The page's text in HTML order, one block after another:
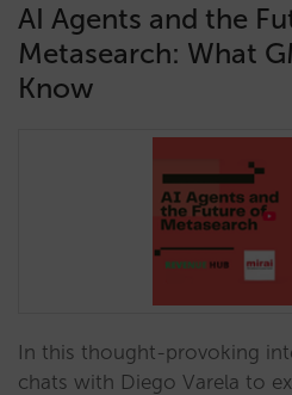
AI Agents and the
Metasearch: What
Know
In this thought-provoking
chats with Diego Varela to